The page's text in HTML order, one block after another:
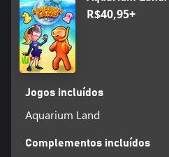
R$40,95+
Jogos incluídos
Aquarium Land
Complementos incluídos